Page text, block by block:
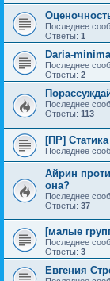
Последнее
Ответы: 1
Daria-
Последнее
Ответы: 2
Последнее
Ответы: 113
[ПР]
Последнее
Айрин
она?
Последнее
Ответы: 37
[малые
Последнее
Ответы: 3
Евгения